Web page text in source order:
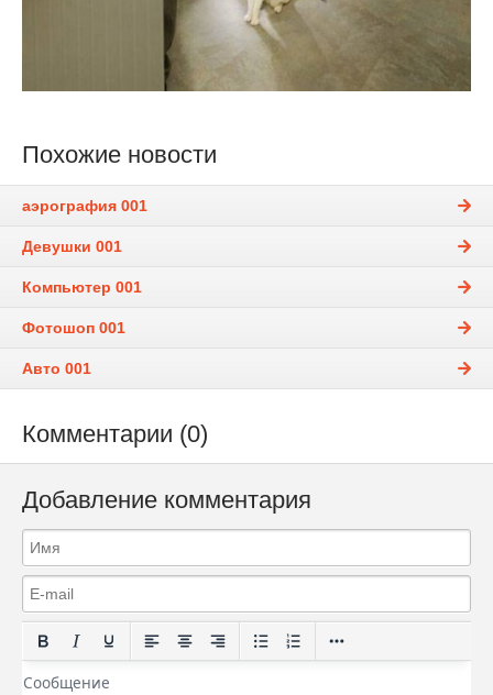
Похожие новости
аэрография 001
Девушки 001
Компьютер 001
Фотошоп 001
Авто 001
Комментарии (0)
Добавление комментария